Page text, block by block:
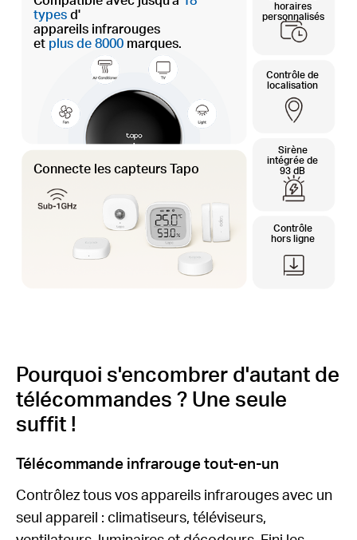
types d'
appareils infrarouges
et plus de 8000 marques.
Connecte les capteurs Tapo
horaires
personnalisés
Contrôle de
localisation
Sirène
intégrée de
93 dB
Contrôle
hors ligne
Pourquoi s'encombrer d'autant de
télécommandes ? Une seule
suffit !
Télécommande infrarouge tout-en-un
Contrôlez tous vos appareils infrarouges avec un
seul appareil : climatiseurs, téléviseurs,